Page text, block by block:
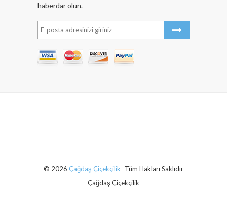
haberdar olun.
© 2026 Çağdaş Çiçekçilik- Tüm Hakları Saklıdır
Çağdaş Çiçekçilik